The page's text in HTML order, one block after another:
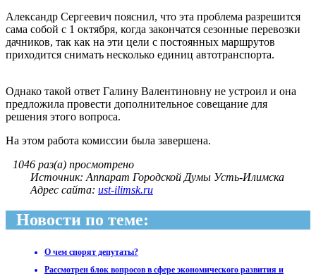
Александр Сергеевич пояснил, что эта проблема разрешится
сама собой с 1 октября, когда закончатся сезонные перевозки
дачников, так как на эти цели с постоянных маршрутов
приходится снимать несколько единиц автотранспорта.
Однако такой ответ Галину Валентиновну не устроил и она
предложила провести дополнительное совещание для
решения этого вопроса.
На этом работа комиссии была завершена.
1046 раз(а) просмотрено
Источник: Аппарат Городской Думы Усть-Илимска
Адрес сайта: ust-ilimsk.ru
Новости по теме:
О чем спорят депутаты?
Рассмотрен блок вопросов в сфере экономического развития и